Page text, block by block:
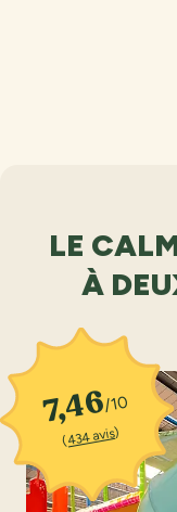
LE
À
7,46/10
(434 avis)